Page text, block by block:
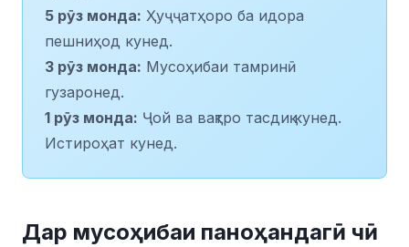
5 рӯз монда: Ҳуҷҷатҳоро ба идора
пешниҳод кунед.
3 рӯз монда: Мусоҳибаи тамринӣ
гузаронед.
1 рӯз монда: Ҷой ва вақтро тасдиқ кунед.
Истироҳат кунед.
Дар мусоҳибаи паноҳандагӣ чӣ